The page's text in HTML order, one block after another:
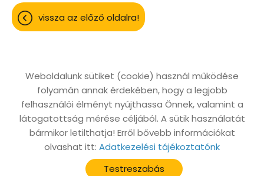
vissza az előző oldalra!
© 2026 - Minden jog fenntartva
Oldal információk
Adatkezelési tájékoztató
Impresszum
Sütik kezelése
Akadálymentesítési nyilatkozat
Testreszabás
Weboldalunk sütiket (cookie) használ működése
folyamán annak érdekében, hogy a legjobb
felhasználói élményt nyújthassa Önnek, valamint a
látogatottság mérése céljából. A sütik használatát
bármikor letilthatja! Erről bővebb információkat
olvashat itt: Adatkezelési tájékoztatónk